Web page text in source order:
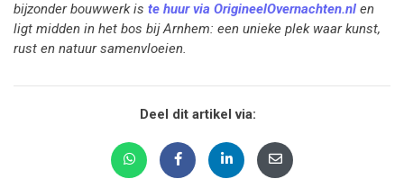
bijzonder bouwwerk is te huur via OrigineelOvernachten.nl en
ligt midden in het bos bij Arnhem: een unieke plek waar kunst,
rust en natuur samenvloeien.
Deel dit artikel via: